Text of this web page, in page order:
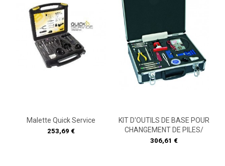
Malette Quick Service
Prix
253,69 €
KIT D'OUTILS DE BASE POUR
CHANGEMENT DE PILES/
Prix
306,61 €